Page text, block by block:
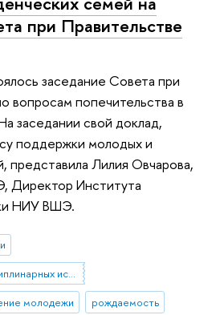
при Правительстве
заседание Совета при
вопросам попечительства в
заседании свой доклад,
поддержки молодых и
представила Лилия Овчарова,
Директор Института
НИУ ВШЭ.
НЦМУ "Центр междисциплинарных исследований человеческого потенциала"
молодежи
рождаемость